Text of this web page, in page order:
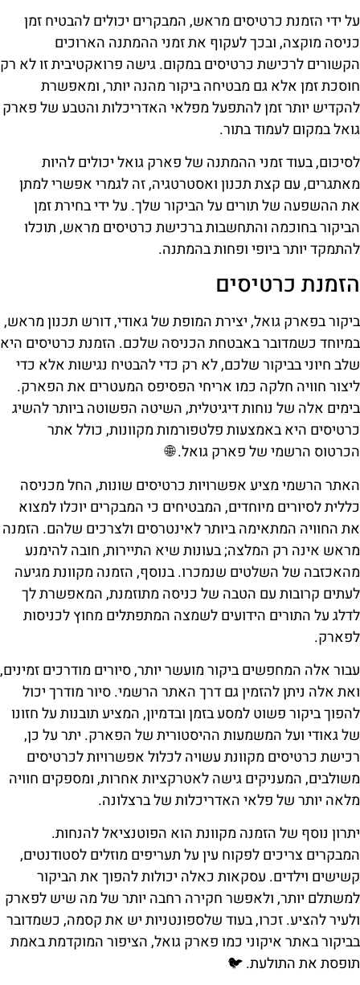
על ידי הזמנת כרטיסים מראש, המבקרים יכולים להבטיח זמן
כניסה מוקצה, ובכך לעקוף את זמני ההמתנה הארוכים
הקשורים לרכישת כרטיסים במקום. גישה פרואקטיבית זו לא רק
חוסכת זמן אלא גם מבטיחה ביקור מהנה יותר, ומאפשרת
להקדיש יותר זמן להתפעל מפלאי האדריכלות והטבע של פארק
גואל במקום לעמוד בתור.
לסיכום, בעוד זמני ההמתנה של פארק גואל יכולים להיות
מאתגרים, עם קצת תכנון ואסטרטגיה, זה לגמרי אפשרי למתן
את ההשפעה של תורים על הביקור שלך. על ידי בחירת זמן
הביקור בחוכמה והתחשבות ברכישת כרטיסים מראש, תוכלו
להתמקד יותר ביופי ופחות בהמתנה.
הזמנת כרטיסים
ביקור בפארק גואל, יצירת המופת של גאודי, דורש תכנון מראש,
במיוחד כשמדובר באבטחת הכניסה שלכם. הזמנת כרטיסים היא
שלב חיוני בביקור שלכם, לא רק כדי להבטיח נגישות אלא כדי
ליצור חוויה חלקה כמו אריחי הפסיפס המעטרים את הפארק.
בימים אלה של נוחות דיגיטלית, השיטה הפשוטה ביותר להשיג
כרטיסים היא באמצעות פלטפורמות מקוונות, כולל אתר
הכרטוס הרשמי של פארק גואל. 🌐
האתר הרשמי מציע אפשרויות כרטיסים שונות, החל מכניסה
כללית לסיורים מיוחדים, המבטיחים כי המבקרים יוכלו למצוא
את החוויה המתאימה ביותר לאינטרסים ולצרכים שלהם. הזמנה
מראש אינה רק המלצה; בעונות שיא התיירות, חובה להימנע
מהאכזבה של השלטים שנמכרו. בנוסף, הזמנה מקוונת מגיעה
לעתים קרובות עם הטבה של כניסה מתוזמנת, המאפשרת לך
לדלג על התורים הידועים לשמצה המתפתלים מחוץ לכניסות
לפארק.
עבור אלה המחפשים ביקור מועשר יותר, סיורים מודרכים זמינים,
ואת אלה ניתן להזמין גם דרך האתר הרשמי. סיור מודרך יכול
להפוך ביקור פשוט למסע בזמן ובדמיון, המציע תובנות על חזונו
של גאודי ועל המשמעות ההיסטורית של הפארק. יתר על כן,
רכישת כרטיסים מקוונת עשויה לכלול אפשרויות לכרטיסים
משולבים, המעניקים גישה לאטרקציות אחרות, ומספקים חוויה
מלאה יותר של פלאי האדריכלות של ברצלונה.
יתרון נוסף של הזמנה מקוונת הוא הפוטנציאל להנחות.
המבקרים צריכים לפקוח עין על תעריפים מוזלים לסטודנטים,
קשישים וילדים. עסקאות כאלה יכולות להפוך את הביקור
למשתלם יותר, ולאפשר חקירה רחבה יותר של מה שיש לפארק
ולעיר להציע. זכרו, בעוד שלספונטניות יש את קסמה, כשמדובר
בביקור באתר איקוני כמו פארק גואל, הציפור המוקדמת באמת
תופסת את התולעת. 🐦